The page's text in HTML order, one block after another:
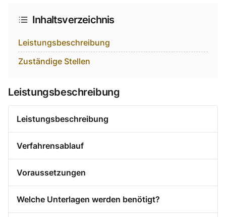
Inhaltsverzeichnis
Leistungsbeschreibung
Zuständige Stellen
Leistungsbeschreibung
Leistungsbeschreibung
Verfahrensablauf
Voraussetzungen
Welche Unterlagen werden benötigt?